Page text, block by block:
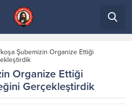
Şubemizin Organize Ettiği
Organize Ettiği
Gerçekleştirdik